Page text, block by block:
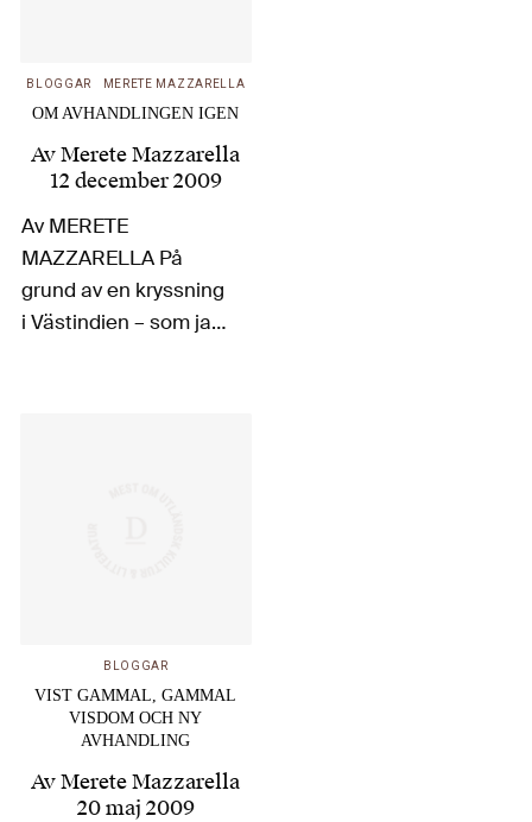
BLOGGAR MERETE MAZZARELLA
OM AVHANDLINGEN IGEN
AvMerete Mazzarella
12 december 2009
Av MERETE
MAZZARELLA På
grund av en kryssning
i Västindien – som jag
BLOGGAR
VIST GAMMAL, GAMMAL
VISDOM OCH NY
AVHANDLING
AvMerete Mazzarella
20 maj 2009